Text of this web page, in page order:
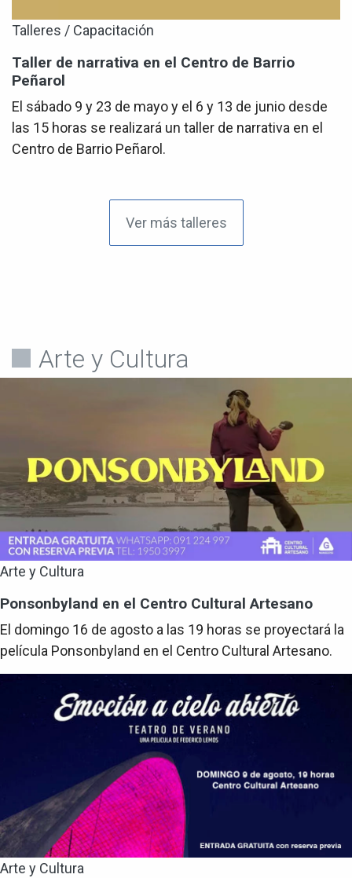
Talleres / Capacitación
Taller de narrativa en el Centro de Barrio
Peñarol
El sábado 9 y 23 de mayo y el 6 y 13 de junio desde
las 15 horas se realizará un taller de narrativa en el
Centro de Barrio Peñarol.
Ver más talleres
Arte y Cultura
Arte y Cultura
Ponsonbyland en el Centro Cultural Artesano
El domingo 16 de agosto a las 19 horas se proyectará la
película Ponsonbyland en el Centro Cultural Artesano.
Arte y Cultura